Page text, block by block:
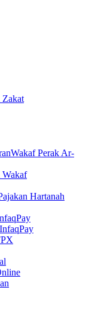
Zakat
Perak Ar-
Wakaf
Hartanah